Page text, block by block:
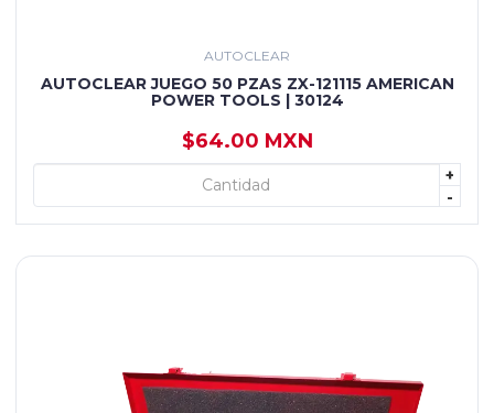
AUTOCLEAR
AUTOCLEAR JUEGO 50 PZAS ZX-121115 AMERICAN
POWER TOOLS | 30124
$64.00 MXN
+
-
+ AGREGAR